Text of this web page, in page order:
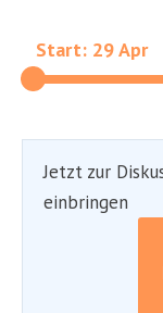
Start: 29 Apr
Jetzt zur
einbringen